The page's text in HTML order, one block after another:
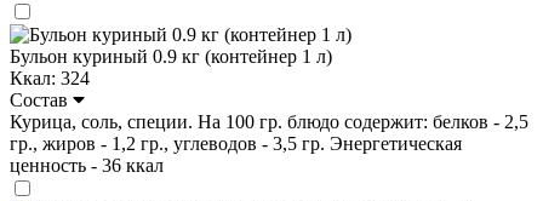
Бульон куриный 0.9 кг (контейнер 1 л)
Ккал: 324
Состав
Курица, соль, специи. На 100 гр. блюдо содержит: белков - 2,5
гр., жиров - 1,2 гр., углеводов - 3,5 гр. Энергетическая
ценность - 36 ккал